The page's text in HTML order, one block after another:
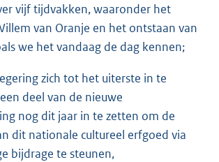
vijf tijdvakken, waaronder het
van Oranje en het ontstaan van
we het vandaag de dag kennen;
zich tot het uiterste in te
deel van de nieuwe
nog dit jaar in te zetten om de
dit nationale cultureel erfgoed via
bijdrage te steunen,